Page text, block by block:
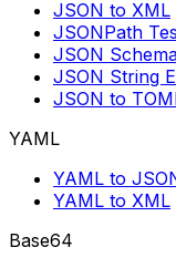
JSON to XML
JSONPath
JSON
JSON String
JSON to
YAML
YAML to
YAML to XML
Base64